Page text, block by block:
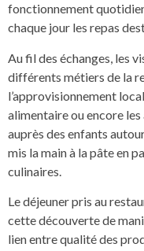
fonctionnement
chaque jour les repas
Au fil des échanges, les
différents métiers de la
l’approvisionnement
alimentaire ou encore
auprès des enfants
mis la main à la pâte en
culinaires.
Le déjeuner pris au
cette découverte de
lien entre qualité des